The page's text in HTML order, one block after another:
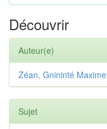
Découvrir
Auteur(e)
Zéan, Gnininté Maxime
Sujet